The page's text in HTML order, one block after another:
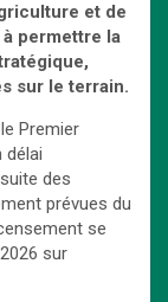
et de
à permettre la
sur le terrain.
Premier
délai
des
prévues du
se
sur